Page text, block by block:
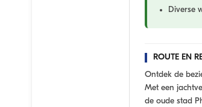
Diverse
ROUTE EN
Ontdek de
Met een
de oude stad